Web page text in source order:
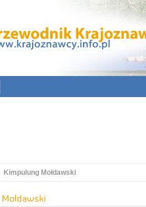
Kimpulung Mołdawski